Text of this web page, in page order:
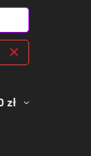
zł